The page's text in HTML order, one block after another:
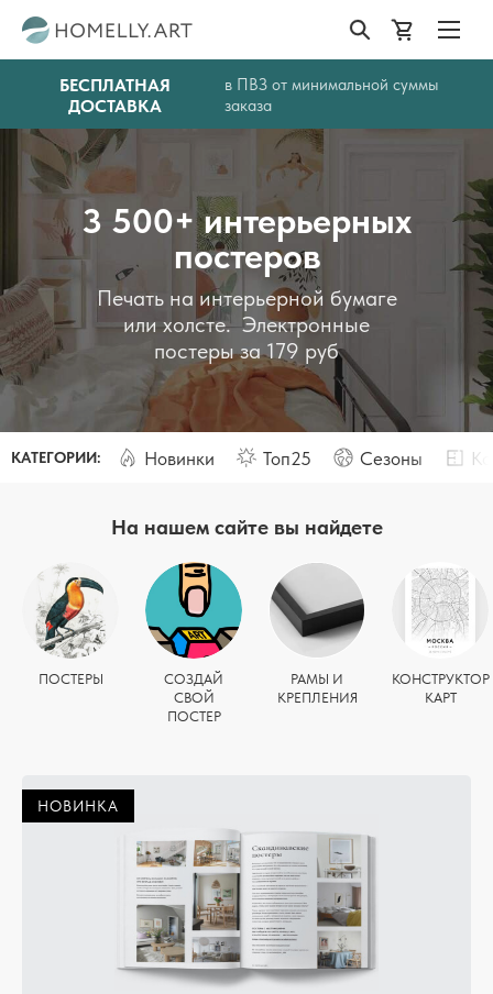
БЕСПЛАТНАЯ
ДОСТАВКА
в ПВЗ от минимальной суммы
заказа
3 500+ интерьерных
постеров
Печать на интерьерной бумаге
или холсте. Электронные
постеры за 179 руб
КАТЕГОРИИ: Новинки Топ25 Сезоны
На нашем сайте вы найдете
ПОСТЕРЫ
СОЗДАЙ
СВОЙ
ПОСТЕР
РАМЫ И
КРЕПЛЕНИЯ
КОНСТРУКТОР
КАРТ
НОВИНКА